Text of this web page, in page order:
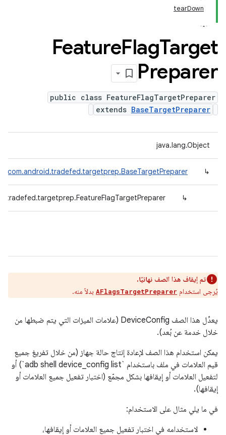
tearDown
FeatureFlagTarget
Preparer
public class FeatureFlagTargetPreparer
extends BaseTargetPreparer
java.lang.Object
↳
com.android.tradefed.targetprep.BaseTargetPreparer
↳
تم إيقاف هذا الصف نهائيًا.
يُرجى استخدام AFlagsTargetPreparer بدلاً منه.
يعدِّل هذا الصف DeviceConfig (علامات الميزات التي يتم ضبطها من
خلال خدمة عن بُعد).
يمكن استخدام هذا الصف لإعادة إنتاج حالة جهاز (من خلال تفريغ جميع
قيم العلامات في ملف باستخدام `adb shell device_config list`) أو
لتفعيل العلامات أو إيقافها بشكل مجمّع (اختبار تفعيل جميع العلامات أو
إيقافها).
في ما يلي مثال على الاستخدام:
لاستخدامه في اختبار تفعيل جميع العلامات أو إيقافها،